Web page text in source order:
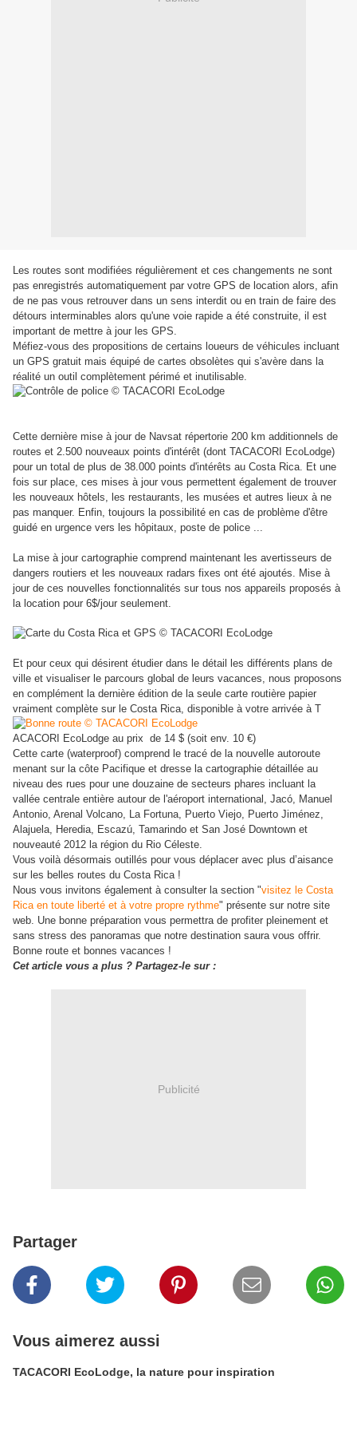
Les routes sont modifiées régulièrement et ces changements ne sont
pas enregistrés automatiquement par votre GPS de location alors, afin
de ne pas vous retrouver dans un sens interdit ou en train de faire des
détours interminables alors qu'une voie rapide a été construite, il est
important de mettre à jour les GPS.
Méfiez-vous des propositions de certains loueurs de véhicules incluant
un GPS gratuit mais équipé de cartes obsolètes qui s'avère dans la
réalité un outil complètement périmé et inutilisable.
Cette dernière mise à jour de Navsat répertorie 200 km additionnels de
routes et 2.500 nouveaux points d'intérêt (dont TACACORI EcoLodge)
pour un total de plus de 38.000 points d'intérêts au Costa Rica. Et une
fois sur place, ces mises à jour vous permettent également de trouver
les nouveaux hôtels, les restaurants, les musées et autres lieux à ne
pas manquer. Enfin, toujours la possibilité en cas de problème d'être
guidé en urgence vers les hôpitaux, poste de police ...
La mise à jour cartographie comprend maintenant les avertisseurs de
dangers routiers et les nouveaux radars fixes ont été ajoutés. Mise à
jour de ces nouvelles fonctionnalités sur tous nos appareils proposés à
la location pour 6$/jour seulement.
Et pour ceux qui désirent étudier dans le détail les différents plans de
ville et visualiser le parcours global de leurs vacances, nous proposons
en complément la dernière édition de la seule carte routière papier
vraiment complète sur le Costa Rica, disponible à votre arrivée à T
ACACORI EcoLodge au prix de 14 $ (soit env. 10 €)
Cette carte (waterproof) comprend le tracé de la nouvelle autoroute
menant sur la côte Pacifique et dresse la cartographie détaillée au
niveau des rues pour une douzaine de secteurs phares incluant la
vallée centrale entière autour de l'aéroport international, Jacó, Manuel
Antonio, Arenal Volcano, La Fortuna, Puerto Viejo, Puerto Jiménez,
Alajuela, Heredia, Escazú, Tamarindo et San José Downtown et
nouveauté 2012 la région du Rio Céleste.
Vous voilà désormais outillés pour vous déplacer avec plus d’aisance
sur les belles routes du Costa Rica !
Nous vous invitons également à consulter la section "visitez le Costa
Rica en toute liberté et à votre propre rythme" présente sur notre site
web. Une bonne préparation vous permettra de profiter pleinement et
sans stress des panoramas que notre destination saura vous offrir.
Bonne route et bonnes vacances !
Cet article vous a plus ? Partagez-le sur :
Publicité
Partager
Vous aimerez aussi
TACACORI EcoLodge, la nature pour inspiration